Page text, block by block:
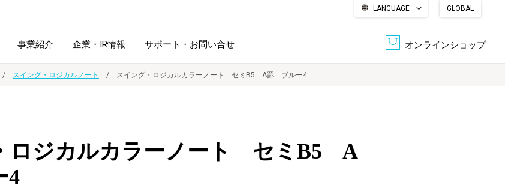
LANGUAGE
GLOBAL
オンラインショップ
ファイル・
ホルダー用品
筆記具
学校ソリューション DPS（データ・プリント・サービス）
事業紹介 企業・IR情報
沿革 認証一覧
サポート・お問い合せ
スイング・ロジカルノート スイング・ロジカルカラーノート セミB5 A罫 ブルー4
ロジカルカラーノート セミB5 A
4